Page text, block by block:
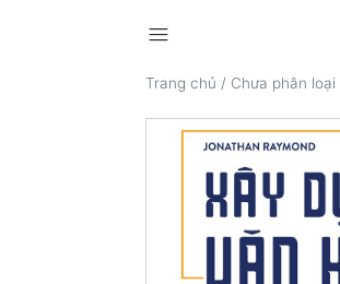
menu
Trang chủ / Chưa phân loại